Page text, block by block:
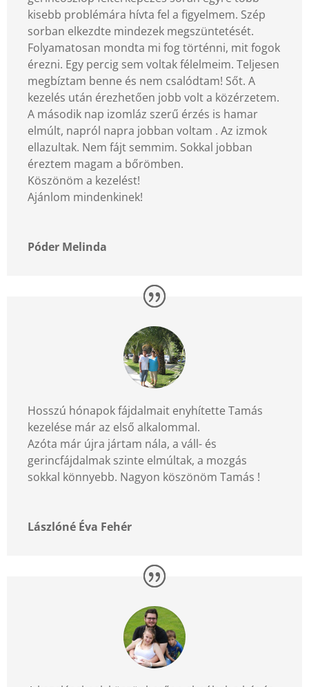
kisebb problémára hívta fel a figyelmem. Szép
sorban elkezdte mindezek megszüntetését.
Folyamatosan mondta mi fog történni, mit fogok
érezni. Egy percig sem voltak félelmeim. Teljesen
megbíztam benne és nem csalódtam! Sőt. A
kezelés után érezhetően jobb volt a közérzetem.
A második nap izomláz szerű érzés is hamar
elmúlt, napról napra jobban voltam . Az izmok
ellazultak. Nem fájt semmim. Sokkal jobban
éreztem magam a bőrömben.
Köszönöm a kezelést!
Ajánlom mindenkinek!
Póder Melinda
Hosszú hónapok fájdalmait enyhítette Tamás
kezelése már az első alkalommal.
Azóta már újra jártam nála, a váll- és
gerincfájdalmak szinte elmúltak, a mozgás
sokkal könnyebb. Nagyon köszönöm Tamás !
Lászlóné Éva Fehér